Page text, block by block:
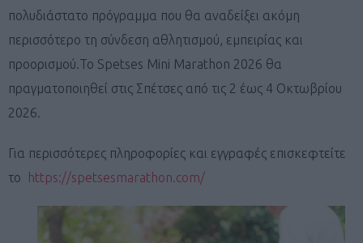
πολυδιάστατο πρόγραμμα που θα αναδείξει ακόμη
περισσότερο τη σύνδεση αθλητισμού, εμπειρίας και
προορισμού.Το Spetses Mini Marathon 2026 θα
πραγματοποιηθεί στις Σπέτσες από τις 2 έως 4 Οκτωβρίου
2026.
Για περισσότερες πληροφορίες και εγγραφές επισκεφτείτε
το
https://spetsesmarathon.com/